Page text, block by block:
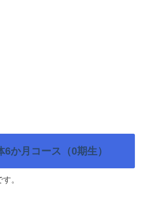
6か月コース（0期生）
。